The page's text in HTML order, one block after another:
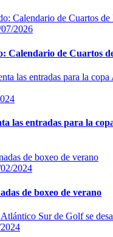
2026
Calendario de Cuartos
las entradas para la
2024
de boxeo de verano